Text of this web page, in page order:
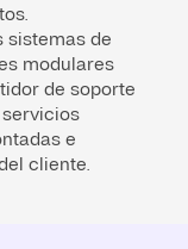
sistemas de
modulares
de soporte
e
cliente.